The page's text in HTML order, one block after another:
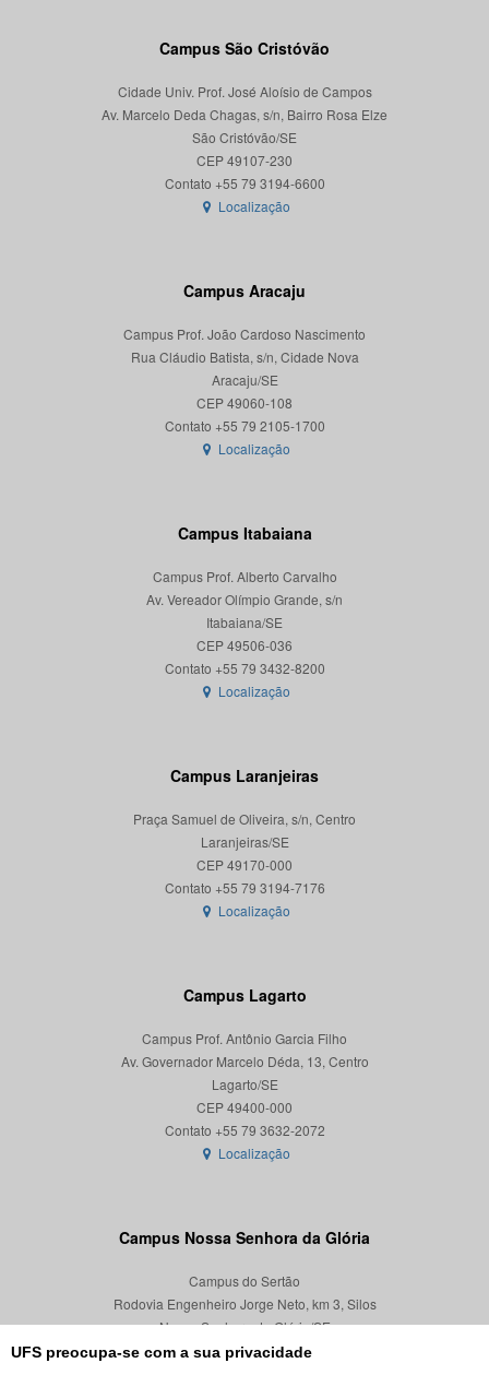
UFS preocupa-se com a sua privacidade
Campus São Cristóvão
Cidade Univ. Prof. José Aloísio de Campos
Av. Marcelo Deda Chagas, s/n, Bairro Rosa Elze
São Cristóvão/SE
CEP 49107-230
Localização
Campus Aracaju
Campus Prof. João Cardoso Nascimento
Rua Cláudio Batista, s/n, Cidade Nova
Aracaju/SE
CEP 49060-108
Localização
Campus Itabaiana
Campus Prof. Alberto Carvalho
Av. Vereador Olímpio Grande, s/n
Itabaiana/SE
CEP 49506-036
Localização
Campus Laranjeiras
Praça Samuel de Oliveira, s/n, Centro
Laranjeiras/SE
CEP 49170-000
Localização
Campus Lagarto
Campus Prof. Antônio Garcia Filho
Av. Governador Marcelo Déda, 13, Centro
Lagarto/SE
CEP 49400-000
Localização
Campus Nossa Senhora da Glória
Campus do Sertão
Rodovia Engenheiro Jorge Neto, km 3, Silos
Nossa Senhora da Glória/SE
CEP 49680-000